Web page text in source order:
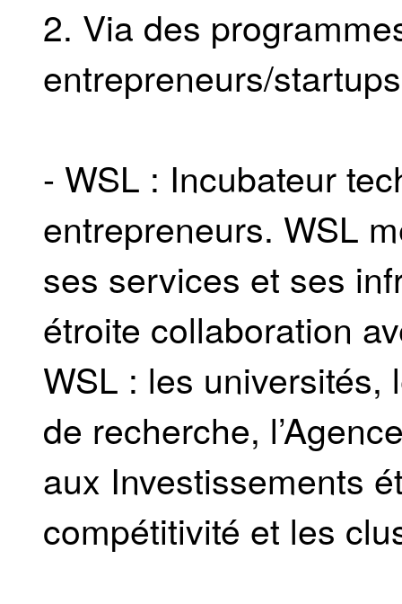
2. Via des
entrepreneurs/
- WSL : Incubateur
entrepreneurs. WSL
ses services et ses
étroite collaboration
WSL : les
de recherche,
aux Investissements
compétitivité et les